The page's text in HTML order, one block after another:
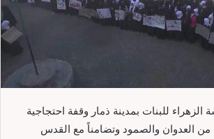
للبنات بمدينة ذمار وقفة احتجاجية
العدوان والصمود وتضامناً مع القدس